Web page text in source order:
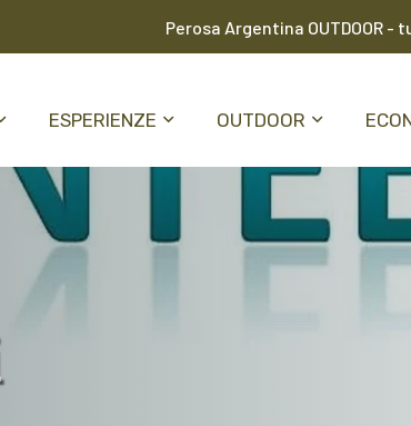
Perosa Argentina OUTDOOR
ESPERIENZE OUTDOOR